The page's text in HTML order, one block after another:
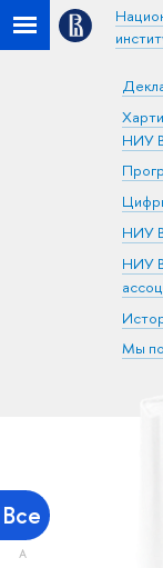
НИУ
НИУ
НИУ
Мы
Все
А